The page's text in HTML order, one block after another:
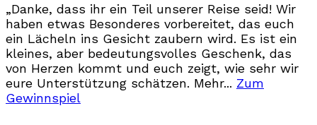
„Danke, dass ihr ein Teil unserer Reise seid! Wir
haben etwas Besonderes vorbereitet, das euch
ein Lächeln ins Gesicht zaubern wird. Es ist ein
kleines, aber bedeutungsvolles Geschenk, das
von Herzen kommt und euch zeigt, wie sehr wir
eure Unterstützung schätzen. Mehr... Zum
Gewinnspiel